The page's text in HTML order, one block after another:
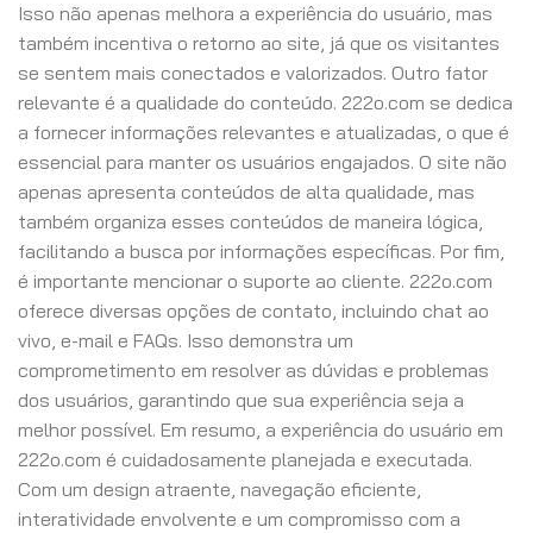
Isso não apenas melhora a experiência do usuário, mas
também incentiva o retorno ao site, já que os visitantes
se sentem mais conectados e valorizados. Outro fator
relevante é a qualidade do conteúdo. 222o.com se dedica
a fornecer informações relevantes e atualizadas, o que é
essencial para manter os usuários engajados. O site não
apenas apresenta conteúdos de alta qualidade, mas
também organiza esses conteúdos de maneira lógica,
facilitando a busca por informações específicas. Por fim,
é importante mencionar o suporte ao cliente. 222o.com
oferece diversas opções de contato, incluindo chat ao
vivo, e-mail e FAQs. Isso demonstra um
comprometimento em resolver as dúvidas e problemas
dos usuários, garantindo que sua experiência seja a
melhor possível. Em resumo, a experiência do usuário em
222o.com é cuidadosamente planejada e executada.
Com um design atraente, navegação eficiente,
interatividade envolvente e um compromisso com a